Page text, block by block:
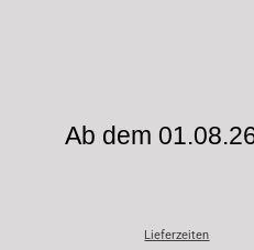
Ab dem
Lieferzeiten